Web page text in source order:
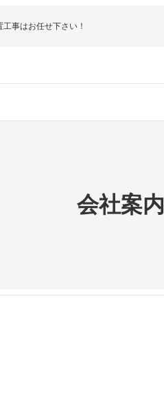
事はお任せ下さい！
会社案内